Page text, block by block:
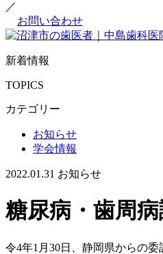
／
お問い合わせ
新着情報
TOPICS
カテゴリー
お知らせ
学会情報
2022.01.31 お知らせ
糖尿病・歯周
令4年1月30日、静岡県からの